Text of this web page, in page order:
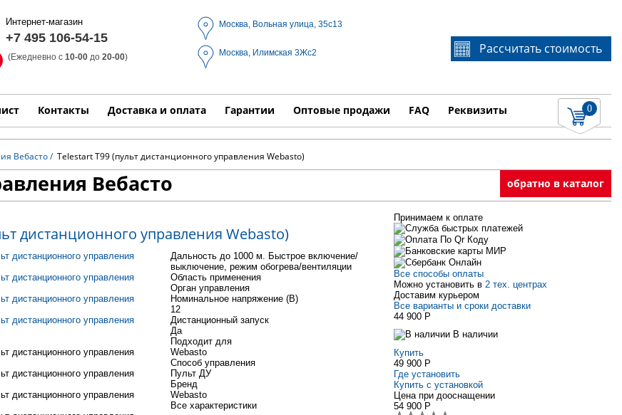
Интернет-магазин
+7 495 106-54-15
(Ежедневно с 10-00 до 20-00)
Москва, Вольная улица, 35с13
Москва, Илимская 3Жс2 Рассчитать стоимость
Контакты Доставка и оплата Гарантии Оптовые продажи FAQ Реквизиты 0
Если Вы не знаете идентификационный номер
запчасти, звоните по телефону+7 495 106-64-91, мы
Модель Выполняемые работы
Вебасто/ Telestart T99 (пульт дистанционного управления Webasto)
обратно в каталог
Вебасто
Принимаем к оплате
Все способы оплаты
Можно установить в 2 тех. центрах
Доставим курьером
Все варианты и сроки доставки
44 900P
В наличии
Купить
49 900 P
Где установить
Купить с установкой
Цена при дооснащении
54 900 P
дистанционного управления Webasto)
Дальность до 1000 м. Быстрое включение/
выключение, режим обогрева/вентиляции
Область применения
Орган управления
Номинальное напряжение (В)
12
Дистанционный запуск
Да
Подходит для
Webasto
Способ управления
Пульт ДУ
Бренд
Webasto
Все характеристики